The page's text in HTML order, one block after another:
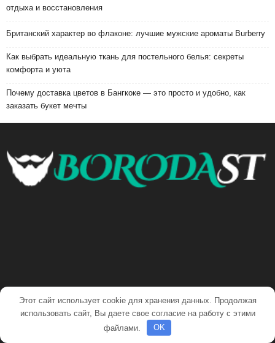
отдыха и восстановления
Британский характер во флаконе: лучшие мужские ароматы Burberry
Как выбрать идеальную ткань для постельного белья: секреты
комфорта и уюта
Почему доставка цветов в Бангкоке — это просто и удобно, как
заказать букет мечты
Этот сайт использует cookie для хранения данных. Продолжая
использовать сайт, Вы даете свое согласие на работу с этими
файлами.
OK